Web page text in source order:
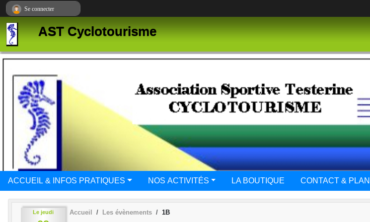
AST Cyclotourisme
ACCUEIL & INFOS PRATIQUES NOS ACTIVITÉS LA BOUTIQUE CONTACT & PLAN
Le jeudi Accueil Les évènements 1B
Se connecter
Panneau de gestion des cookies